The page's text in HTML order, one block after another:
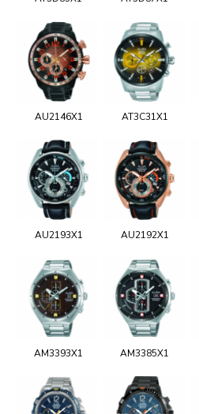
AU2146X1 AT3C31X1
AU2193X1 AU2192X1
AM3393X1 AM3385X1